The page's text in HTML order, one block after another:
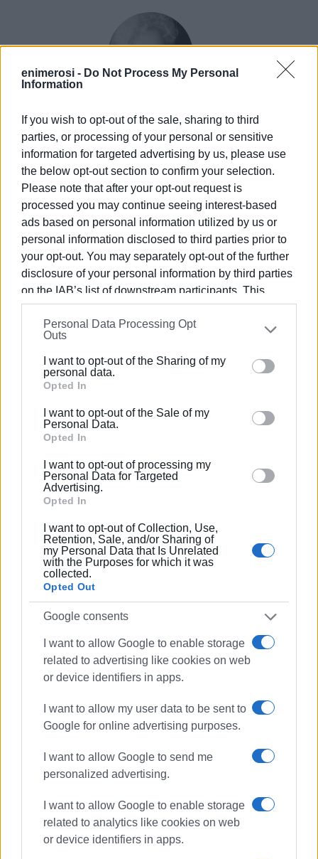
enimerosi - Do Not Process My Personal
Information
If you wish to opt-out of the sale, sharing to third
parties, or processing of your personal or sensitive
information for targeted advertising by us, please use
the below opt-out section to confirm your selection.
Please note that after your opt-out request is
processed you may continue seeing interest-based
ads based on personal information utilized by us or
personal information disclosed to third parties prior to
your opt-out. You may separately opt-out of the further
disclosure of your personal information by third parties
on the IAB’s list of downstream participants. This
information may also be disclosed by us to third parties
on theIAB’s List of Downstream Participants
that may
further disclose it to other third parties.
Please note that this website/app uses one or more
Google services and may gather and store information
behaviour. You may click to grant or deny consent to
Google and its third-party tags to use your data for
section.
Personal Data Processing Opt
Outs
I want to opt-out of the Sharing of my
personal data.
Opted In
I want to opt-out of the Sale of my
Personal Data.
Opted In
I want to opt-out of processing my
Personal Data for Targeted
Advertising.
Opted In
I want to opt-out of Collection, Use,
Retention, Sale, and/or Sharing of
my Personal Data that Is Unrelated
with the Purposes for which it was
collected.
Opted Out
Google consents
I want to allow Google to enable storage
related to advertising like cookies on web
or device identifiers in apps.
I want to allow my user data to be sent to
Google for online advertising purposes.
I want to allow Google to send me
personalized advertising.
I want to allow Google to enable storage
related to analytics like cookies on web
or device identifiers in apps.
ΕΛΕΝΗ ΚΟΡΩΝΑΚΗ
Εργάζεται στις Εκδόσεις Ενημέρωση από το
1990 σε θέσεις υψηλής ευθύνης. Ειδικεύεται στις
δημόσιες σχέσεις, το ελεύθερο και το
καλλιτεχνικό ρεπορτάζ.
Ακολουθήστε το enimerosi στο
Συνδρομητές στο e-paper